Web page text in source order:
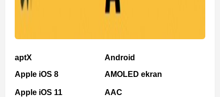
aptX
Apple iOS 8
Apple iOS 11
Android
AMOLED ekran
AAC